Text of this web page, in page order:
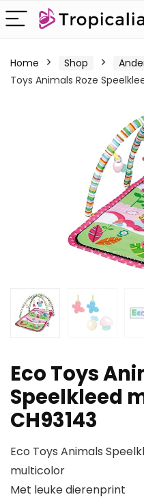
Home Shop
Toys Animals Roze
Eco Toys
Speelkleed
CH93143
Eco Toys Animals
multicolor
Met leuke dierenprint